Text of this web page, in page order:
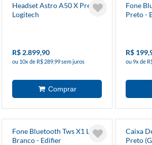
Headset Astro A50 X Preto -
Logitech
R$ 2.899,90
ou 10x de R$ 289,99 sem juros
Fone
Preto -
R$
ou 9x de
Fone Bluetooth Tws X1 Lite
Branco - Edifier
Caixa
Preto